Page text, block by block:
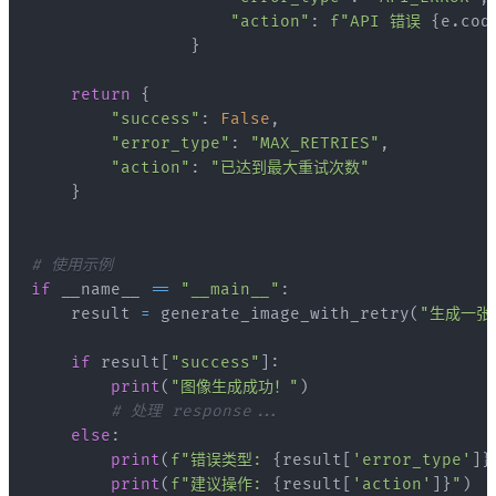
"action" : f"API 错误 { e .
}
return
{
"success" : False ,
"error_type" : "MAX_RETRIES" ,
"action" :
"已达到最大重试次数"
}
# 使用示例
if __name__ == "__main__" :
    result
= generate_image_with_retry( "生成一
if result "success"
:
print( "图像生成成功！" )
# 处理 response...
else :
print( f"错误类型: { result 'error_type' }
print( f"建议操作: { result 'action' } " )